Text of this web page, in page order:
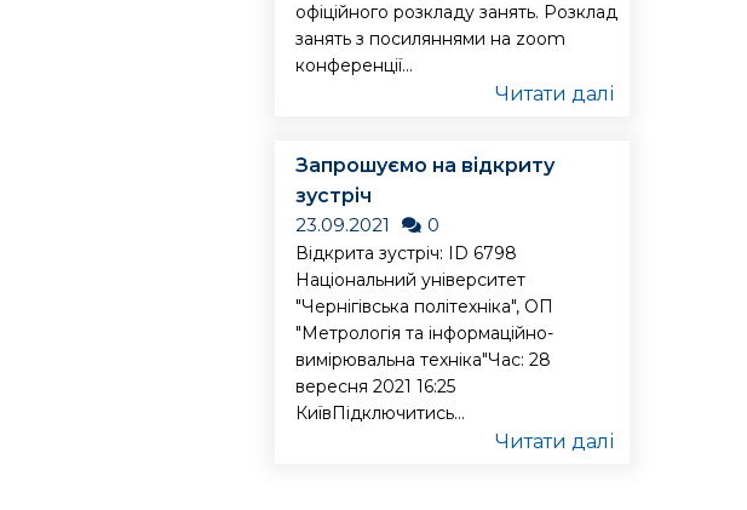
офіційного розкладу занять. Розклад
занять з посиляннями на zoom
конференції...
Читати далі
Запрошуємо на відкриту
зустріч
23.09.2021
0
Відкрита зустріч: ID 6798
Національний університет
"Чернігівська політехніка", ОП
"Метрологія та інформаційно-
вимірювальна техніка"Час: 28
вересня 2021 16:25
КиївПідключитись...
Читати далі